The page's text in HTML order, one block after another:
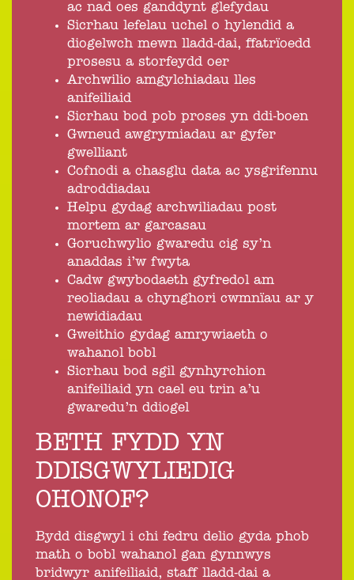
ac nad oes ganddynt glefydau
Sicrhau lefelau uchel o hylendid a
diogelwch mewn lladd-dai, ffatrïoedd
prosesu a storfeydd oer
Archwilio amgylchiadau lles
anifeiliaid
Sicrhau bod pob proses yn ddi-boen
Gwneud awgrymiadau ar gyfer
gwelliant
Cofnodi a chasglu data ac ysgrifennu
adroddiadau
Helpu gydag archwiliadau post
mortem ar garcasau
Goruchwylio gwaredu cig sy’n
anaddas i’w fwyta
Cadw gwybodaeth gyfredol am
reoliadau a chynghori cwmnïau ar y
newidiadau
Gweithio gydag amrywiaeth o
wahanol bobl
Sicrhau bod sgil gynhyrchion
anifeiliaid yn cael eu trin a’u
gwaredu’n ddiogel
BETH FYDD YN
DDISGWYLIEDIG
OHONOF?
Bydd disgwyl i chi fedru delio gyda phob
math o bobl wahanol gan gynnwys
bridwyr anifeiliaid, staff lladd-dai a